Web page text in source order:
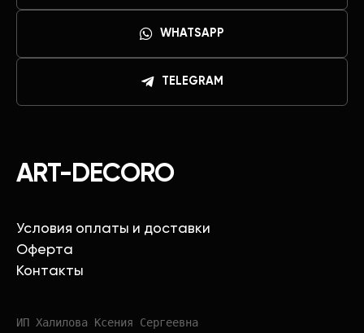
ART-DECORO
Условия оплаты и доставки
Оферта
Контакты
ИП Халилова Ксения Сергеевна
WHATSAPP
TELEGRAM